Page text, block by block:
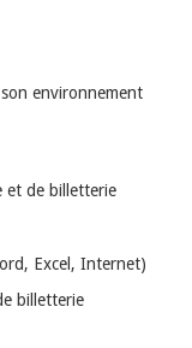
environnement
et de billetterie
Excel, Internet)
billetterie